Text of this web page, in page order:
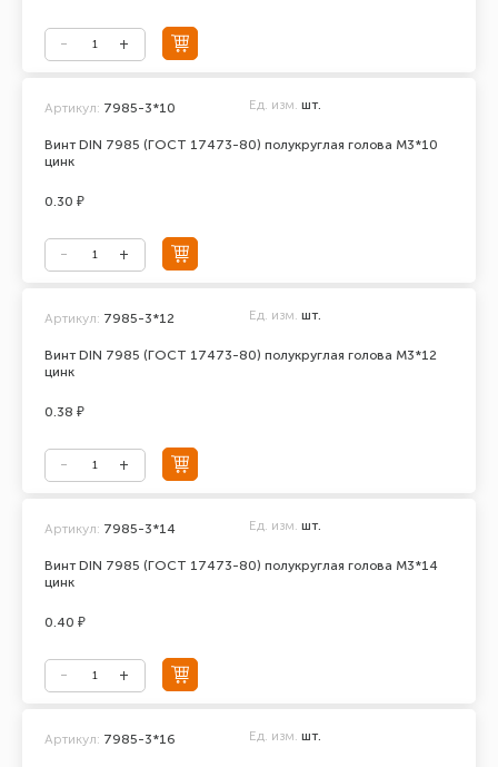
Винт DIN 7985 (ГОСТ 17473-80) полукруглая голова М3*10
цинк
Артикул: 7985-3*10 Ед. изм. шт.
0.30 ₽
Винт DIN 7985 (ГОСТ 17473-80) полукруглая голова М3*12
цинк
Артикул: 7985-3*12 Ед. изм. шт.
0.38 ₽
Винт DIN 7985 (ГОСТ 17473-80) полукруглая голова М3*14
цинк
Артикул: 7985-3*14 Ед. изм. шт.
0.40 ₽
Артикул: 7985-3*16 Ед. изм. шт.